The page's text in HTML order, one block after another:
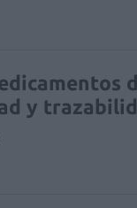
y